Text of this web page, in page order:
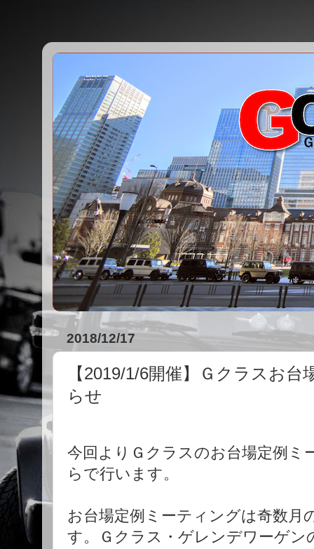
2018/12/17
【2019/1/6開催】Ｇクラスお
らせ
今回よりＧクラスのお台場定例ミ
らで行います。
お台場定例ミーティングは奇数月
す。Ｇクラス・ゲレンデワーゲン